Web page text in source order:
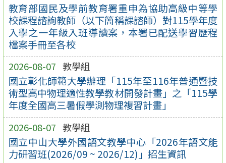
教育部國民及學前教育署重申為協助高級中等學
校課程諮詢教師（以下簡稱課諮師）對115學年度
入學之一年級入班導讀案，本署已配送學習歷程
檔案手冊至各校
2026-08-07 教學組
國立彰化師範大學辦理「115年至116年普通暨技
術型高中物理適性教學教材開發計畫」之「115學
年度全國高三暑假學測物理複習計畫」
2026-08-07 教學組
國立中山大學外國語文教學中心「2026年語文能
力研習班(2026/09 ~ 2026/12)」招生資訊